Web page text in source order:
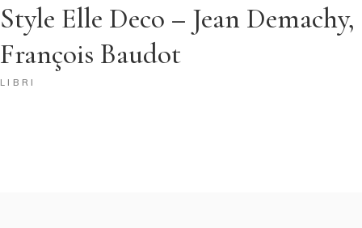
Style Elle Deco – Jean Demachy,
François Baudot
LIBRI